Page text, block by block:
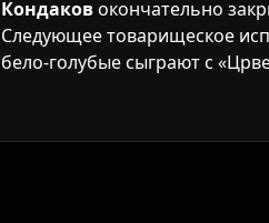
Кондаковокончательно
Следующее товарищеское
бело-голубые сыграют с